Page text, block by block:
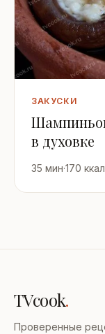
ЗАКУСКИ
в духовке
35 мин·170 ккал
TVcook.
Проверенные